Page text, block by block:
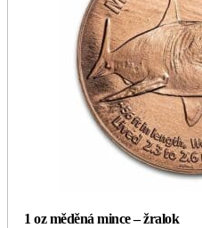
1 oz měděná mince – žralok